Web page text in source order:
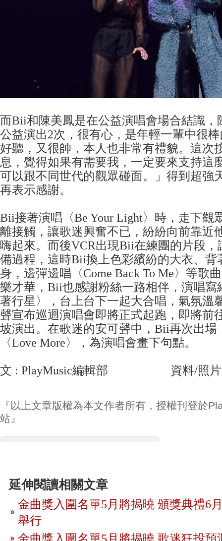
而Bii和陳美鳳是在公益演唱會場合結識
公益演出2次，很有心，是年輕一輩中很
好聽，又很帥，本人也非常有禮貌。這次
息，覺得如果有需要我，一定要來支持這
可以跟不同世代的觀眾碰面。」得到超強
再表示感謝。
Bii接著演唱〈Be Your Light〉時，走下觀
離接觸，讓歌迷興奮不已，紛紛向前靠近
嗨起來。而後VCR出現Bii在練團的片段，
備過程，這時Bii換上色彩繽紛的大衣、背
身，邊彈邊唱〈Come Back To Me〉等歌
樂才華，Bii也感謝粉絲一路相伴，演唱寫
著行星〉，台上台下一起大合唱，氣氛溫
聲宣布巡迴演唱會即將正式起跑，即將前
坡演出。在歌迷的安可聲中，Bii再次出場
〈Love More〉，為演唱會畫下句點。
文 : PlayMusic編輯部 資料/照片
『以上文章版權為本文作者所有，授權刊登於
站』
延伸閱讀相關文章
金曲獎入圍名單5月將揭曉 頒獎典禮6
舉行